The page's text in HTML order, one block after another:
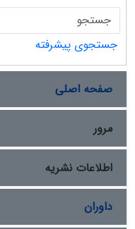
جستجوی پیشرفته
صفحه اصلی
مرور
اطلاعات نشریه
داوران